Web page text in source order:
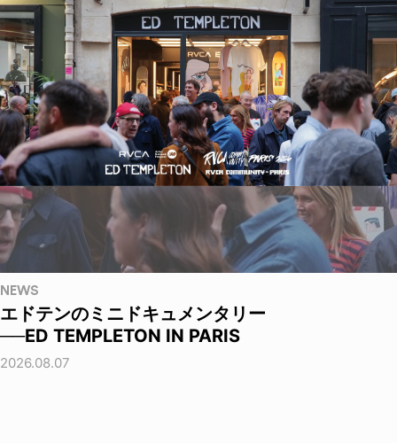
NEWS
エドテンのミニドキュメンタリー
──ED TEMPLETON IN PARIS
2026.08.07